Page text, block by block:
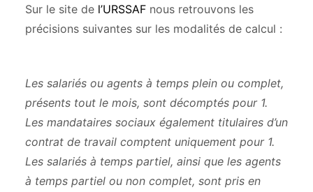
Sur le site de l’URSSAF nous retrouvons les
précisions suivantes sur les modalités de calcul :
Les salariés ou agents à temps plein ou complet,
présents tout le mois, sont décomptés pour 1.
Les mandataires sociaux également titulaires d’un
contrat de travail comptent uniquement pour 1.
Les salariés à temps partiel, ainsi que les agents
à temps partiel ou non complet, sont pris en